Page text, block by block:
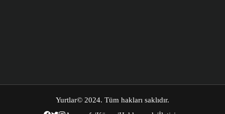
Yurtlar© 2024. Tüm hakları saklıdır.